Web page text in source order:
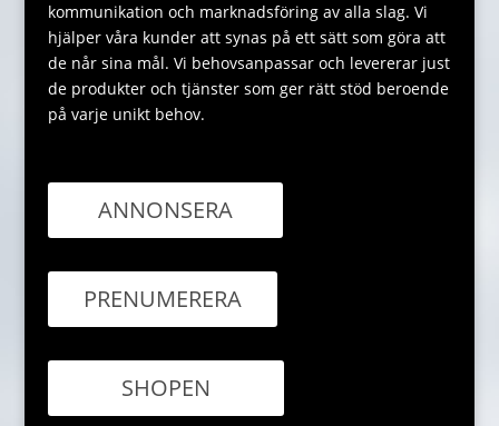
kommunikation och marknadsföring av alla slag. Vi
hjälper våra kunder att synas på ett sätt som göra att
de når sina mål. Vi behovsanpassar och levererar just
de produkter och tjänster som ger rätt stöd beroende
på varje unikt behov.
ANNONSERA
PRENUMERERA
SHOPEN